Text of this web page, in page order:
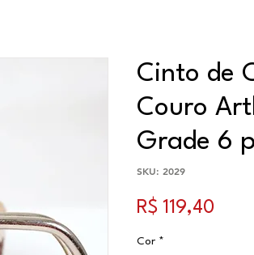
Cinto de
Couro
Grade 6
SKU: 2029
R$ 119,40
Cor *